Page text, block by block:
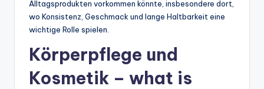
Alltagsprodukten vorkommen könnte, insbesondere dort,
wo Konsistenz, Geschmack und lange Haltbarkeit eine
wichtige Rolle spielen.
Körperpflege und
Kosmetik – what is